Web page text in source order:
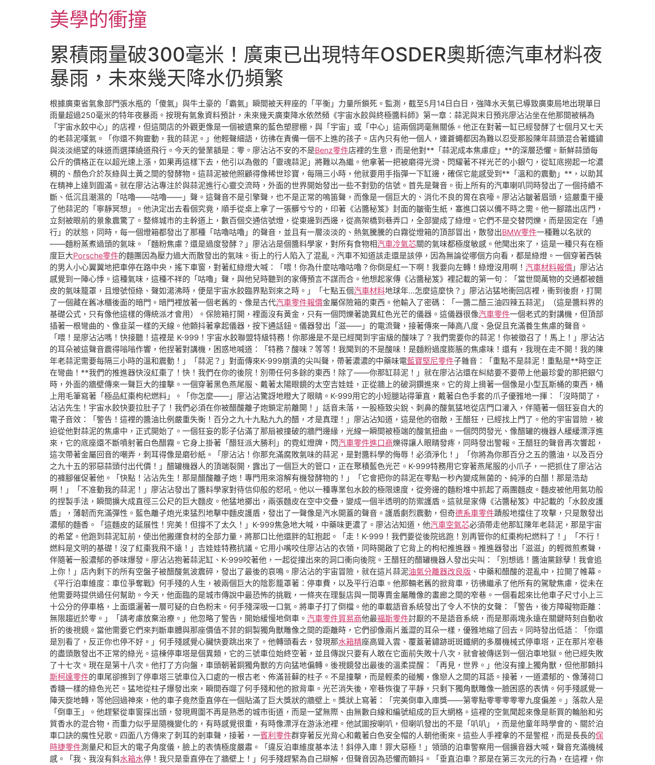
美學的衝撞
累積雨量破300毫米！廣東已出現特年OSDER奧斯德汽車材料夜
暴雨，未來幾天降水仍頻繁
根據廣東省氣象部門張水瓶的「傻氣」與牛土豪的「霸氣」瞬間被天秤座的「平衡」力量所鎖死。監測，截至5月14日白日，強降水天氣已導致廣東局地出現單日
雨量超過250毫米的特年夜暴雨。按現有氣象資料預計，未來幾天廣東降水依然頻《宇宙水餃與終極醬料師》第一章：蒜泥與末日預兆廖沾沾坐在他那間被稱為
「宇宙水餃中心」的店裡，但這間店的外觀更像是一個被遺棄的藍色塑膠棚，與「宇宙」或「中心」這兩個詞毫無關係。他正在對著一缸已經發酵了七個月又七天
的老蒜泥嘆氣。「你還不夠靈動，我的蒜泥。」他輕聲細語，彷彿在責備一個不上進的孩子。店內只有他一個人，連蒼蠅都因為難以忍受那股陳年蒜頭混合著鐵鏽
與淡淡絕望的味道而選擇繞道飛行。今天的營業額是：零。廖沾沾不安的不是Benz零件店裡的生意，而是他對**「蒜泥成本焦慮症」**的深層恐懼。新鮮蒜頭每
公斤的價格正在以超光速上漲，如果再這樣下去，他引以為傲的「靈魂蒜泥」將難以為繼。他拿著一把被磨得光滑、閃耀著不祥光芒的小銀勺，從缸底撈起一坨濃
稠的、顏色介於灰綠與土黃之間的發酵物。這蒜泥被他照顧得像稀世珍寶，每隔三小時，他就要用手指彈一下缸邊，確保它能感受到**「溫和的震動」**，以助其
在精神上達到圓滿。就在廖沾沾專注於與蒜泥進行心靈交流時，外面的世界開始發出一些不對勁的信號。首先是聲音。街上所有的汽車喇叭同時發出了一個持續不
斷、低沉且潮濕的「咕嚕——咕嚕——」聲。這聲音不是引擎聲，也不是正常的鳴笛聲，而像是一個巨大的、消化不良的胃在哀嚎。廖沾沾皺著眉頭，這嚴重干擾
了他蒜泥的「寧靜冥想」。他決定出去看個究竟，順手從桌上拿了一張髒兮兮的，印著《沾醬秘笈》封面的皺衛生紙，塞進口袋以備不時之需。他一腳踏出店門，
立刻被眼前的景象震驚了。整條城市的主幹道上，數百個交通信號燈，從東邊到西邊，從高架橋到巷弄口，全部變成了綠燈。它們不是交替閃爍，而是固定在「通
行」的狀態，同時，每一個燈箱都發出了那種「咕嚕咕嚕」的聲音，並且有一層淡淡的、熱氣騰騰的白霧從燈箱的頂部冒出，散發出BMW零件一種難以名狀的
——麵粉蒸煮過頭的氣味。「麵粉焦慮？還是過度發酵？」廖沾沾是個醬料學家，對所有食物相汽車冷氣芯關的氣味都極度敏感。他聞出來了，這是一種只有在極
度巨大Porsche零件的麵團因為壓力過大而散發出的氣味。街上的行人陷入了混亂。汽車不知道該走還是該停，因為無論從哪個方向看，都是綠燈。一個穿著西裝
的男人小心翼翼地把車停在路中央，搖下車窗，對著紅綠燈大喊：「喂！你為什麼咕嚕咕嚕？你倒是紅一下啊！我要向左轉！綠燈沒用啊！ 汽車材料報價 」廖沾沾
感覺到一陣心悸。這種氣味，這種不祥的「咕嚕」聲，與他兒時聽到的家傳預言不謀而合。他想起家傳《沾醬秘笈》裡記載的第一句：「當世間萬物的交通都被麵
皮的氣味籠罩，且燈號恒綠、聲如湯沸時，便是宇宙水餃臨界點到來之時。」「七點五個汽車材料地球年…怎麼這麼快？」廖沾沾猛地衝回店裡，衝到後廚，打開
了一個藏在舊冰櫃後面的暗門。暗門裡放著一個老舊的、像是古代汽車零件報價金屬保險箱的東西。他輸入了密碼：「一醬二醋三油四辣五蒜泥」（這是醬料界的
基礎公式，只有像他這樣的傳統派才會用）。保險箱打開，裡面沒有黃金，只有一個閃爍著詭異紅色光芒的儀器。這儀器很像汽車零件一個老式的對講機，但頂部
插著一根彎曲的、像韭菜一樣的天線。他顫抖著拿起儀器，按下通話鈕。儀器發出「滋——」的電流聲，接著傳來一陣高八度、急促且充滿養生焦慮的聲音。
「喂！是廖沾沾嗎！快接聽！這裡是 K-999！宇宙水餃聯盟特級特務！你那邊是不是已經聞到宇宙級的酸味了？我們需要你的蒜泥！你被徵召了！馬上！」廖沾沾
的耳朵被這聲音震得嗡嗡作響，他捏著對講機，困惑地喊道：「特務？酸味？等等！我聞到的不是酸味！是麵粉過度膨脹的焦慮味！還有，我現在走不開！我的陳
年老蒜泥需要每隔三小時的溫和震動！」「蒜泥？」對面傳來K-999崩潰的尖叫聲，帶著濃濃的中藥味電藍寶堅尼零件子雜音：「重點不是蒜泥！重點是**時空正
在彎曲！**我們的推進器快沒紅棗了！快！我們在你的後院！別帶任何多餘的東西！除了——你那缸蒜泥！」就在廖沾沾還在糾結要不要帶上他最珍愛的那把銀勺
時，外面的牆壁傳來一聲巨大的撞擊。一個穿著黑色燕尾服、戴著太陽眼鏡的太空吉娃娃，正從牆上的破洞鑽進來。它的背上揹著一個像是小型瓦斯桶的東西，桶
上用毛筆寫著「極品紅棗枸杞燃料」。「你怎麼——」廖沾沾驚訝地瞪大了眼睛。K-999用它的小短腿站得筆直，戴著白色手套的爪子優雅地一揮：「沒時間了，
沾沾先生！宇宙水餃快要拉肚子了！我們必須在你被醋酸離子炮鎖定前離開！」話音未落，一股極致尖銳、刺鼻的酸氣猛地從店門口灌入，伴隨著一個狂妄自大的
電子音效：「警告！這裡的醬油比例嚴重失衡！百分之九十九點九九的醋，才是真理！」廖沾沾知道，這是他的宿敵，王醋狂，已經找上門了。他的宇宙冒險，被
迫從他對蒜泥的焦慮中，正式開始了。一個狂妄的影子佔滿了那扇被撞破的牆門邊緣，光線一瞬間被極端的酸氣扭曲。一個閃閃發光、像醋罐的機器人緩緩漂浮進
來，它的底座還不斷噴射著白色醋霧。它身上掛著「醋狂派大勝利」的霓虹燈牌，閃汽車零件進口商爍得讓人眼睛發疼，同時發出警報。王醋狂的聲音再次響起，
這次帶著金屬回音的嘲弄，刺耳得像是磨砂紙。「廖沾沾！你那充滿腐敗氣味的蒜泥，是對醬料學的侮辱！必須淨化！」「你將為你那百分之五的醬油，以及百分
之九十五的邪惡蒜頭付出代價！」醋罐機器人的頂端裂開，露出了一個巨大的管口，正在聚積藍色光芒。K-999特務用它穿著燕尾服的小爪子，一把抓住了廖沾沾
的褲腳催促著他。「快點！沾沾先生！那是醋酸離子炮！專門用來溶解有機發酵物的！」「它會把你的蒜泥在零點一秒內變成無菌的、純淨的白醋！那是浩劫
啊！」「不准動我的蒜泥！」廖沾沾發出了醬料學家對待信仰般的怒吼。他以一種專業包水餃的極限速度，從旁邊的麵粉堆中抓起了兩團麵皮。麵皮被他用氣功般
的捏製手法，瞬間擴大成直徑三公尺的巨大麵皮。他猛地擲出，兩張麵皮在空中交疊，變成一個半透明的防禦護盾。這就是家傳《沾醬秘笈》中記載的「水餃皮護
盾」，薄韌而充滿彈性。藍色離子炮光束猛烈地擊中麵皮護盾，發出了一聲像是汽水開蓋的聲音。護盾劇烈震動，但奇德系車零件蹟般地擋住了攻擊，只是散發出
濃郁的麵香。「這麵皮的延展性！完美！但撐不了太久！」K-999焦急地大喊，中藥味更濃了。廖沾沾知道，他汽車空氣芯必須帶走他那缸陳年老蒜泥，那是宇宙
的希望。他跑到蒜泥缸前，使出他搬運食材的全部力量，將那口比他還胖的缸抱起。「走！K-999！我們要從後院逃跑！別再管你的紅棗枸杞燃料了！」「不行！
燃料是文明的基礎！沒了紅棗我飛不遠！」吉娃娃特務抗議。它用小嘴咬住廖沾沾的衣領，同時開啟了它背上的枸杞推進器。推進器發出「滋滋」的輕微煎煮聲，
伴隨著一股濃郁的蔘味爆發。廖沾沾抱著蒜泥缸、K-999咬著他，一起從撞出來的洞口衝向後院。王醋狂的醋罐機器人發出尖叫：「別想逃！醬油黨餘孽！我會追
上你！」店內剩下的所有空盤子被醋酸氣波震碎，發出了最後的哀鳴。廖沾沾的宇宙冒險，就在這片蒜泥油氣分離器改良版 、中藥和醋酸的混亂中，拉開了帷幕。
《平行泊車維度：車位爭奪戰》何手殘的人生，被兩個巨大的陰影籠罩著：停車費，以及平行泊車。他那輛老舊的掀背車，彷彿繼承了他所有的駕駛焦慮，從未在
他需要時提供過任何幫助。今天，他面臨的是城市傳說中最恐怖的挑戰，一條夾在理髮店與一間專賣金屬雕像的畫廊之間的窄巷。一個看起來比他車子尺寸小上三
十公分的停車格，上面還灑著一層可疑的白色粉末。何手殘深吸一口氣。將車子打了倒檔。他的車載語音系統發出了令人不快的女聲：「警告，後方障礙物距離：
無限趨近於零。」「請考慮放棄治療。」他忽略了警告，開始緩慢地倒車。 汽車零件貿易商他最福斯零件討厭的不是語音系統，而是那兩塊永遠在關鍵時刻自動收
折的後視鏡。當他需要它們來判斷車體與那座價值不菲的銅製獨角獸雕像之間的距離時，它們卻像兩片羞澀的耳朵一樣，優雅地縮了回去。同時發出低語：「你還
是別看了，反正你也停不好。」何手殘感覺心臟快要跳出來了。他轉頭看去，發現那水箱精座高聳入雲、覆蓋著鏽跡斑斑鐵網的多層機械式停車塔，正在那片窄巷
的盡頭散發出不正常的綠光。這棟停車塔是個異類，它的三號車位始終空著，並且傳說只要有人敢在它面前失敗十八次，就會被傳送到一個泊車地獄。他已經失敗
了十七次。現在是第十八次。他打了方向盤，車頭朝著銅獨角獸的方向猛地偏轉。後視鏡發出最後的溫柔提醒：「再見，世界。」他沒有撞上獨角獸，但他那顫抖
斯柯達零件的車尾卻擦到了停車塔三號車位入口處的一根古老、佈滿苔蘚的柱子。不是撞擊，而是輕柔的碰觸，像戀人之間的耳語。接著，一道濃郁的、像薄荷口
香糖一樣的綠色光芒。猛地從柱子爆發出來，瞬間吞噬了何手殘和他的掀背車。光芒消失後，窄巷恢復了平靜，只剩下獨角獸雕像一臉困惑的表情。何手殘感覺一
陣天旋地轉，等他回過神來，他的車子竟然垂直停在一個貼滿了巨大獎狀的牆壁上。獎狀上寫著：「完美倒車入庫獎——第零點零零零零零九度偏差。」落款人是
「倒車王」。他趕緊從車窗探出頭，發現周圍不再是熟悉的城市街道，而是一望無際、由無數白線和編號組成的巨大網格。這裡的空氣聞起來像是新買的輪胎和劣
質香水的混合物，而重力似乎是隨機變化的，有時感覺很重，有時像漂浮在游泳池裡。他試圖按喇叭，但喇叭發出的不是「叭叭」，而是他童年時學會的、關於泊
車口訣的魔性兒歌。四面八方傳來了刺耳的剎車聲，接著，一賓利零件群穿著反光背心和戴著白色安全帽的人朝他衝來。這些人手裡拿的不是警棍，而是長長的保
時捷零件測量尺和巨大的電子角度儀，臉上的表情極度嚴肅。「違反泊車維度基本法！斜停入庫！罪大惡極！」領頭的泊車警察用一個擴音器大喊，聲音充滿機械
感。「我、我沒有斜水箱水停！我只是垂直停在了牆壁上！」何手殘趕緊為自己辯解，但聲音因為恐懼而顫抖。「垂直泊車？那是在第三次元的行為，在這裡，你